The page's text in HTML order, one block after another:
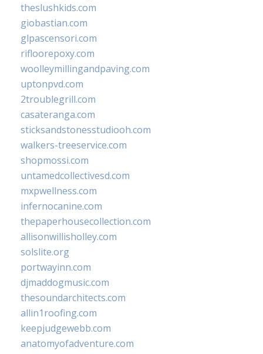
theslushkids.com
giobastian.com
glpascensori.com
rifloorepoxy.com
woolleymillingandpaving.com
uptonpvd.com
2troublegrill.com
casateranga.com
sticksandstonesstudiooh.com
walkers-treeservice.com
shopmossi.com
untamedcollectivesd.com
mxpwellness.com
infernocanine.com
thepaperhousecollection.com
allisonwillisholley.com
solslite.org
portwayinn.com
djmaddogmusic.com
thesoundarchitects.com
allin1roofing.com
keepjudgewebb.com
anatomyofadventure.com